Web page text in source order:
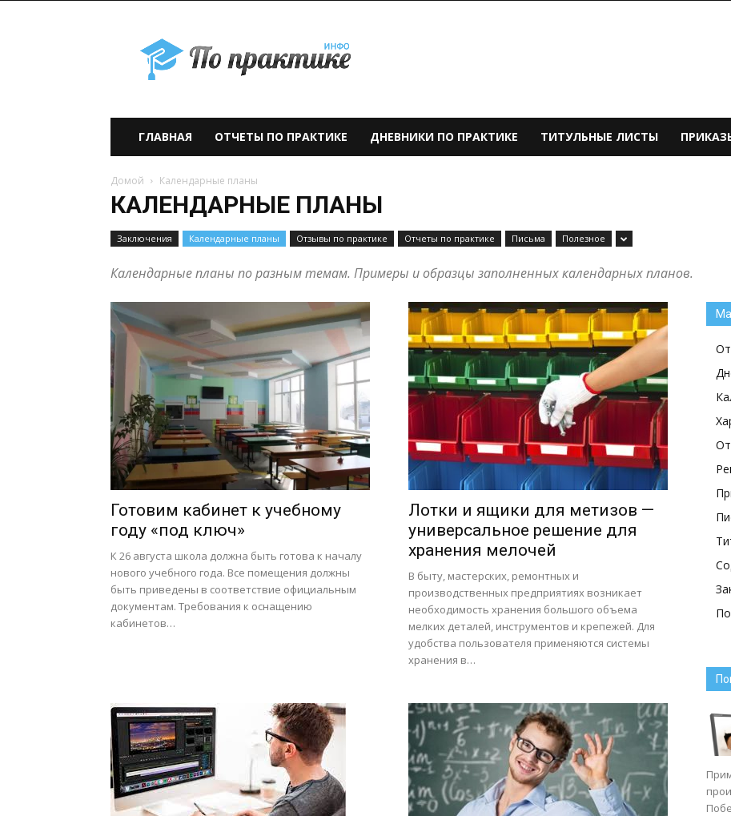
практике» —
учебно-
образовательный
ГЛАВНАЯ ОТЧЕТЫ ПО ПРАКТИКЕ ДНЕВНИКИ ПО ПРАКТИКЕ ТИТУЛЬНЫЕ ЛИСТЫ
Домой Календарные планы
КАЛЕНДАРНЫЕ ПЛАНЫ
Заключения Календарные планы Отзывы по практике Отчеты по практике Письма Полезное
Календарные планы по разным темам. Примеры и образцы заполненных календарных планов.
Готовим кабинет к учебному
году «под ключ»
К 26 августа школа должна быть готова к началу
нового учебного года. Все помещения должны
быть приведены в соответствие официальным
документам. Требования к оснащению
кабинетов…
Лотки и ящики для метизов —
универсальное решение для
хранения мелочей
В быту, мастерских, ремонтных и
производственных предприятиях возникает
необходимость хранения большого объема
мелких деталей, инструментов и крепежей. Для
удобства пользователя применяются системы
хранения в…